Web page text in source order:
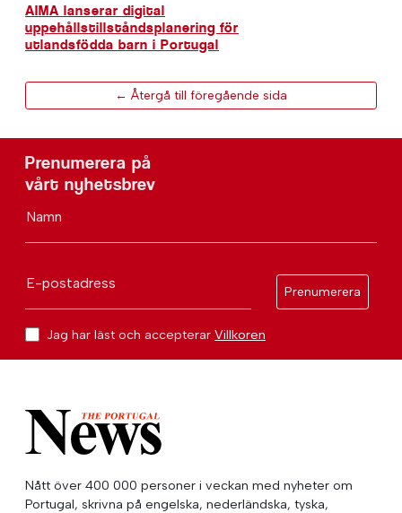
AIMA lanserar digital
uppehållstillståndsplanering för
utlandsfödda barn i Portugal
← Återgå till föregående sida
Prenumerera på
vårt nyhetsbrev
Namn
E-postadress
Prenumerera
Jag har läst och accepterar Villkoren
Nått över 400 000 personer i veckan med nyheter om
Portugal, skrivna på engelska, nederländska, tyska,